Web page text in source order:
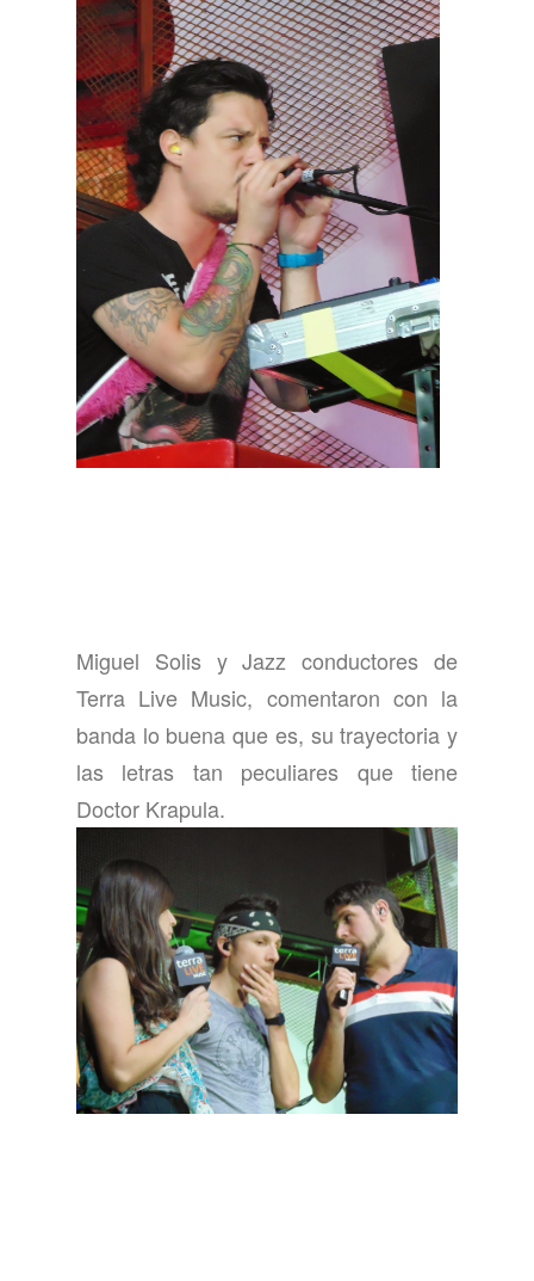
Miguel Solis y Jazz conductores de
Terra Live Music, comentaron con la
banda lo buena que es, su trayectoria y
las letras tan peculiares que tiene
Doctor Krapula.